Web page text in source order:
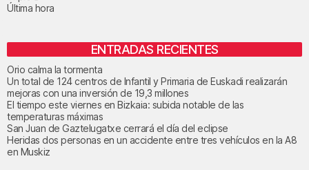
Última hora
ENTRADAS RECIENTES
Orio calma la tormenta
Un total de 124 centros de Infantil y Primaria de Euskadi realizarán
mejoras con una inversión de 19,3 millones
El tiempo este viernes en Bizkaia: subida notable de las
temperaturas máximas
San Juan de Gaztelugatxe cerrará el día del eclipse
Heridas dos personas en un accidente entre tres vehículos en la A8
en Muskiz